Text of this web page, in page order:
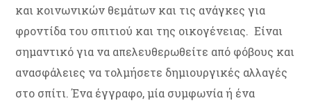
και κοινωνικών θεμάτων και τις ανάγκες για
φροντίδα του σπιτιού και της οικογένειας. Είναι
σημαντικό για να απελευθερωθείτε από φόβους και
ανασφάλειες να τολμήσετε δημιουργικές αλλαγές
στο σπίτι. Ένα έγγραφο, μία συμφωνία ή ένα